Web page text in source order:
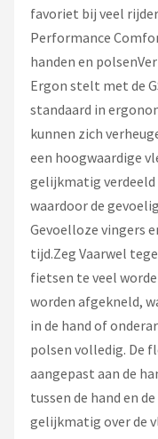
favoriet bij veel
Performance
handen en
Ergon stelt met de
standaard in
kunnen zich
een hoogwaardige
gelijkmatig verdeeld
waardoor de
Gevoelloze vingers
tijd.Zeg Vaarwel
fietsen te veel
worden afgekneld,
in de hand of
polsen volledig. De
aangepast aan de
tussen de hand en
gelijkmatig over de